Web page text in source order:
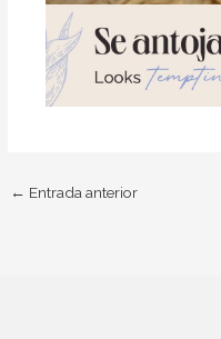
← Entrada anterior